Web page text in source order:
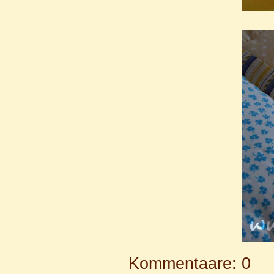
Kommentaare: 0